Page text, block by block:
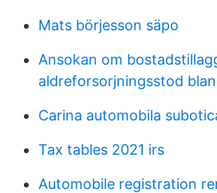
Mats börjesson säpo
Ansokan om
aldreforsorjningsstod
Carina automobila
Tax tables 2021 irs
Automobile registration